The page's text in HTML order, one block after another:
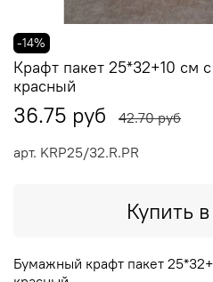
-14%
арт. KRP25/32.R.PR
Крафт пакет 25*32+10 см
красный
36.75 руб 42.70 руб
Купить
Бумажный крафт пакет